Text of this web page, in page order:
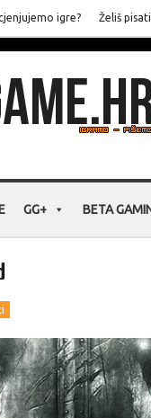
igre? Želiš
GG+ BETA